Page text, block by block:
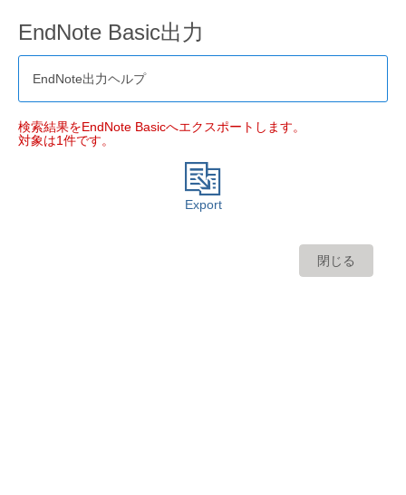
EndNote Basic出力
EndNote出力ヘルプ
検索結果をEndNote Basicへエクスポートします。
対象は1件です。
Export